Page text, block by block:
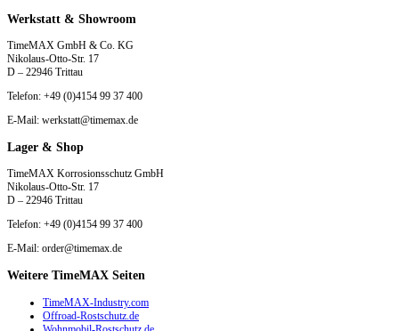
Werkstatt & Showroom
TimeMAX GmbH & Co. KG
Nikolaus-Otto-Str. 17
D – 22946 Trittau
Telefon: +49 (0)4154 99 37 400
E-Mail: werkstatt@timemax.de
Lager & Shop
TimeMAX Korrosionsschutz GmbH
Nikolaus-Otto-Str. 17
D – 22946 Trittau
Telefon: +49 (0)4154 99 37 400
E-Mail: order@timemax.de
Weitere TimeMAX Seiten
TimeMAX-Industry.com
Offroad-Rostschutz.de